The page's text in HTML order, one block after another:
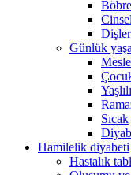
Dişler
Günlük
Sıcak
Hamilelik diyabeti
Hastalık